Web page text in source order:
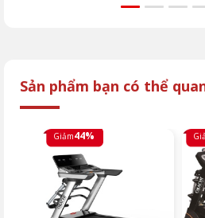
Sản phẩm bạn có thể
Giảm44%